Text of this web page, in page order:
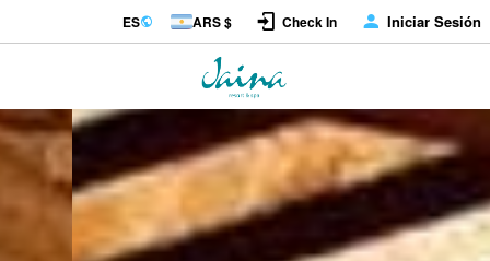
ES ARS $ Check In Iniciar Sesión